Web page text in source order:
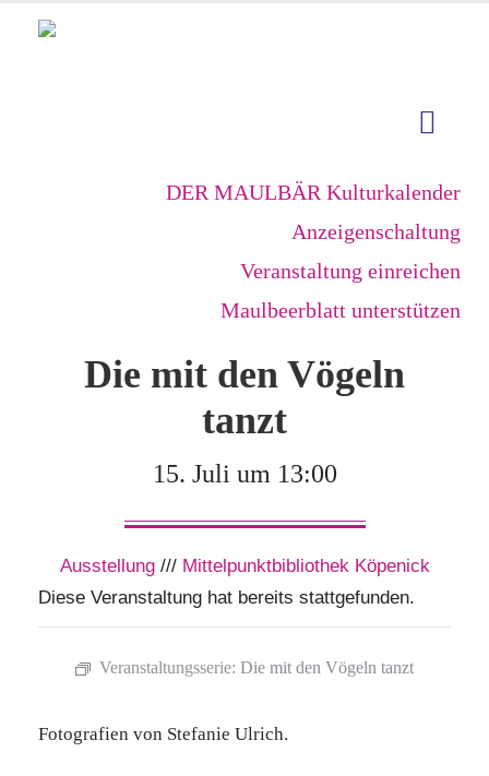
DER MAULBÄR Kulturkalender
Anzeigenschaltung
Veranstaltung einreichen
Maulbeerblatt unterstützen
Die mit den Vögeln
tanzt
15. Juli um 13:00
Ausstellung /// Mittelpunktbibliothek Köpenick
Diese Veranstaltung hat bereits stattgefunden.
Veranstaltungsserie: Die mit den Vögeln tanzt
Fotografien von Stefanie Ulrich.